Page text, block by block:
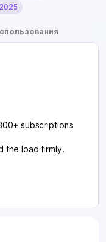
subscriptions
the load firmly.